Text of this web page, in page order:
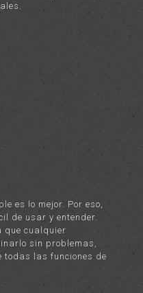
es lo mejor. Por eso,
de usar y entender.
que cualquier
sin problemas,
todas las funciones de